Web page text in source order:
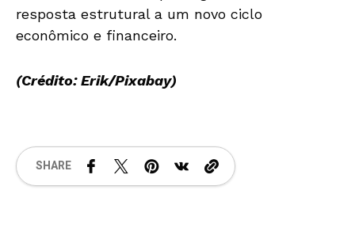
resposta estrutural a um novo ciclo
econômico e financeiro.
(Crédito: Erik/Pixabay)
SHARE